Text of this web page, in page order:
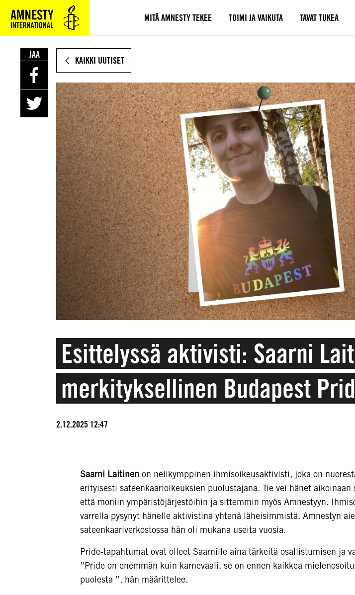
VARSINAISEEN
SISÄLTÖÖN
MITÄ AMNESTY TEKEE TOIMI JA VAIKUTA TAVAT TUKEA
KAIKKI UUTISET
Esittelyssä aktivisti: Saarni
merkityksellinen Budapest
2.12.2025 12:47
Saarni Laitinen on nelikymppinen ihmisoikeusaktivisti, joka on
erityisesti sateenkaarioikeuksien puolustajana. Tie vei hänet aikoinaan
että moniin ympäristöjärjestöihin ja sittemmin myös Amnestyyn.
varrella pysynyt hänelle aktivistina yhtenä läheisimmistä. Amnestyn
sateenkaariverkostossa hän oli mukana useita vuosia.
Pride-tapahtumat ovat olleet Saarnille aina tärkeitä osallistumisen ja
”Pride on enemmän kuin karnevaali, se on ennen kaikkea
puolesta ”, hän määrittelee.
JAA